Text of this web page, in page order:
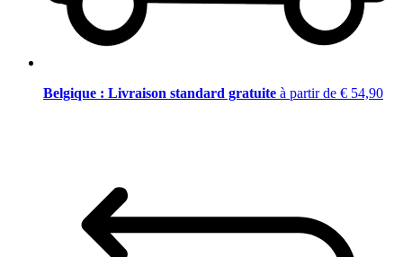
Belgique : Livraison standard gratuite à partir de € 54,90